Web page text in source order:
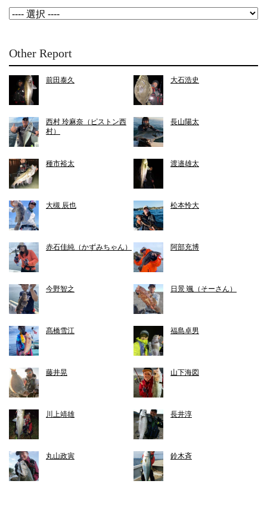
Other Report
前田泰久 大石浩史
西村 玲麻奈（ピストン西
村）
長山陽太
種市裕太 渡邉雄太
大槻 辰也 松本怜大
赤石佳純（かずみちゃん） 阿部充博
今野智之 日景 颯（そーさん）
髙橋雪江 福島卓男
藤井晃 山下海図
川上靖雄 長井淳
丸山政寅 鈴木斉